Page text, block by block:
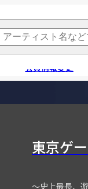
会員情報変更
東京ゲ
～史上最長、